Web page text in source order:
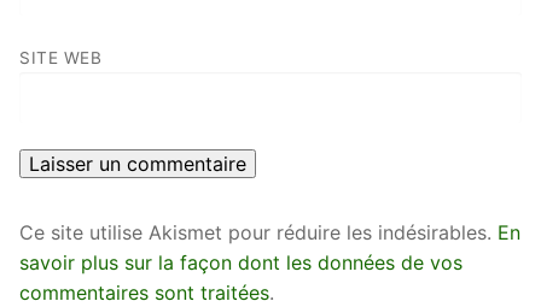
SITE WEB
Ce site utilise Akismet pour réduire les indésirables. En
savoir plus sur la façon dont les données de vos
commentaires sont traitées.